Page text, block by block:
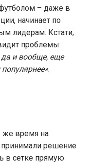
– даже в
начинает по
лидерам. Кстати,
проблемы:
и вообще, еще
популярнее».
же время на
решение
в сетке прямую